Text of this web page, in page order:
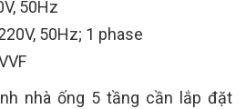
50Hz
50Hz; 1 phase
nhà ống 5 tầng cần lắp đặt